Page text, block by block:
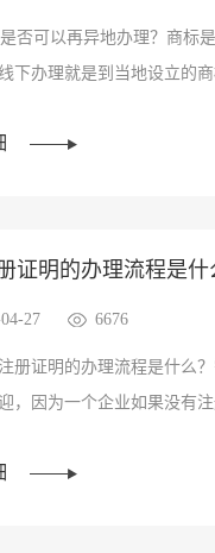
否可以再异地办理？商标
线下办理就是到当地设立的
证明的办理流程是什
27 6676
证明的办理流程是什么？
，因为一个企业如果没有